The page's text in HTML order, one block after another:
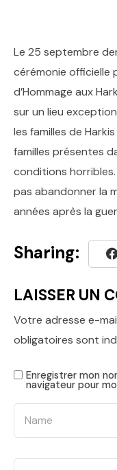
Le 25 septembre
cérémonie officielle
d’Hommage aux
sur un lieu
les familles de
familles présentes
conditions
pas abandonner la
années après la
Sharing:
LAISSER UN
Votre adresse e-
obligatoires sont
Enregistrer mon
navigateur pour